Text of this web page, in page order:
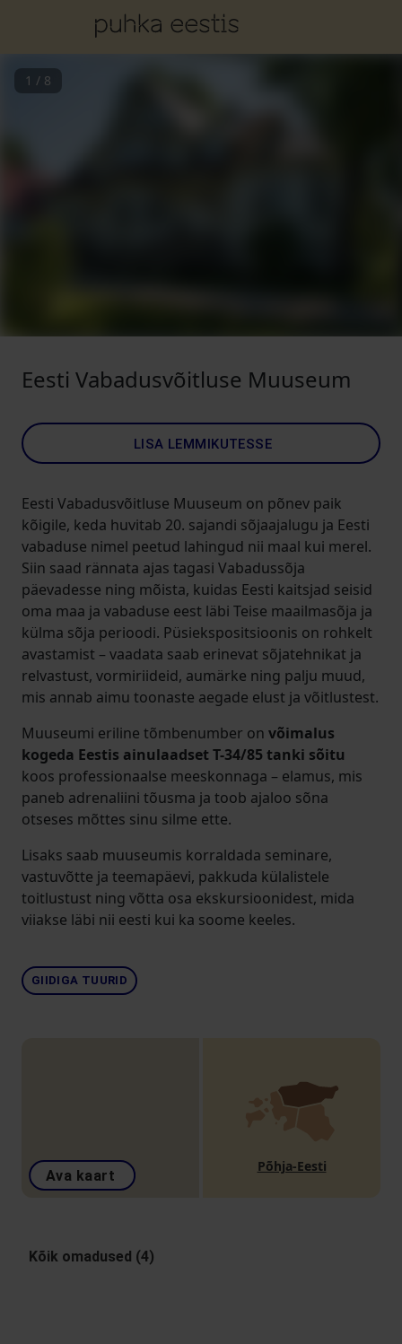
1 / 8
Eesti Vabadusvõitluse Muuseum
LISA LEMMIKUTESSE
Eesti Vabadusvõitluse Muuseum on põnev paik
kõigile, keda huvitab 20. sajandi sõjaajalugu ja Eesti
vabaduse nimel peetud lahingud nii maal kui merel.
Siin saad rännata ajas tagasi Vabadussõja
päevadesse ning mõista, kuidas Eesti kaitsjad seisid
oma maa ja vabaduse eest läbi Teise maailmasõja ja
külma sõja perioodi. Püsiekspositsioonis on rohkelt
avastamist – vaadata saab erinevat sõjatehnikat ja
relvastust, vormiriideid, aumärke ning palju muud,
mis annab aimu toonaste aegade elust ja võitlustest.
Muuseumi eriline tõmbenumber on võimalus
kogeda Eestis ainulaadset T-34/85 tanki sõitu
koos professionaalse meeskonnaga – elamus, mis
paneb adrenaliini tõusma ja toob ajaloo sõna
otseses mõttes sinu silme ette.
Lisaks saab muuseumis korraldada seminare,
vastuvõtte ja teemapäevi, pakkuda külalistele
toitlustust ning võtta osa ekskursioonidest, mida
viiakse läbi nii eesti kui ka soome keeles.
GIIDIGA TUURID
Ava kaart
Põhja-Eesti
Kõik omadused (4)